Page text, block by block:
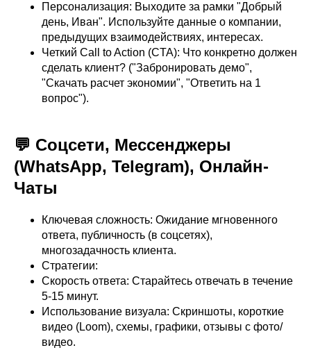
Персонализация: Выходите за рамки "Добрый
день, Иван". Используйте данные о компании,
предыдущих взаимодействиях, интересах.
Четкий Call to Action (CTA): Что конкретно должен
сделать клиент? ("Забронировать демо",
"Скачать расчет экономии", "Ответить на 1
вопрос").
💬 Соцсети, Мессенджеры
(WhatsApp, Telegram), Онлайн-
Чаты
Ключевая сложность: Ожидание мгновенного
ответа, публичность (в соцсетях),
многозадачность клиента.
Стратегии:
Скорость ответа: Старайтесь отвечать в течение
5-15 минут.
Использование визуала: Скриншоты, короткие
видео (Loom), схемы, графики, отзывы с фото/
видео.